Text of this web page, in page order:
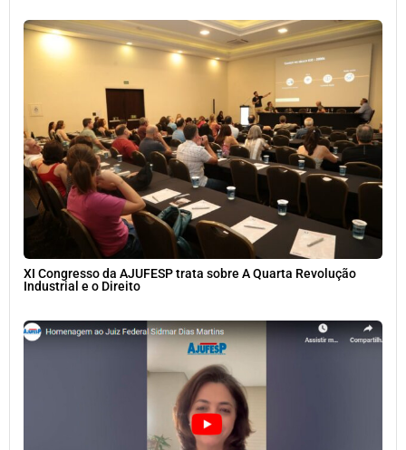
XI Congresso da AJUFESP trata sobre A Quarta Revolução
Industrial e o Direito